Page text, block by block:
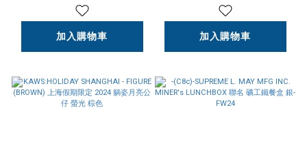
加入購物車
JACKET "WASHED BLUE"
水洗牛仔外套 丹寧藍-
FW24J25
加入購物車